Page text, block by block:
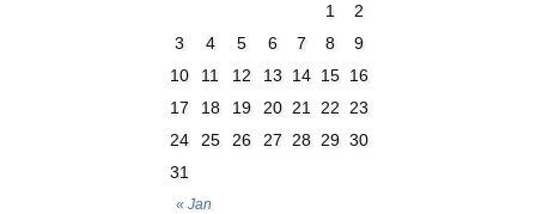
« Jan
1
2
3
4 5 6 7 8
9
10
11 12 13 14 15 16
17
18 19 20 21 22 23
24
25 26 27 28 29 30
31